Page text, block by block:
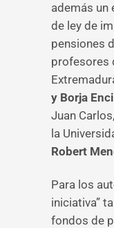
además un
de ley de
pensiones
profesores
y Borja
Juan Carlos,
la
Robert
Para los
iniciativa”
fondos de